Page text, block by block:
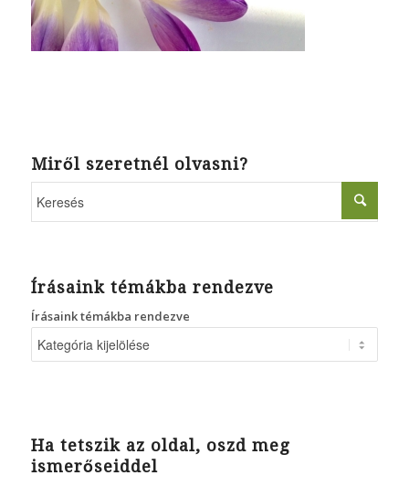
Miről szeretnél olvasni?
Írásaink témákba rendezve
Írásaink témákba rendezve
Ha tetszik az oldal, oszd meg
ismerőseiddel